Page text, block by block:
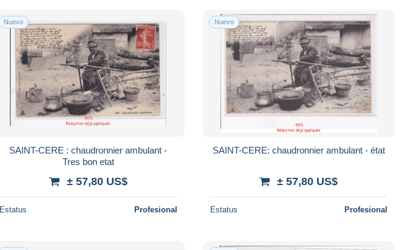
Nuevo
SAINT-CERE : chaudronnier ambulant -
Tres bon etat
± 57,80 US$
Estatus Profesional
Nuevo
SAINT-CERE: chaudronnier ambulant - état
± 57,80 US$
Estatus Profesional